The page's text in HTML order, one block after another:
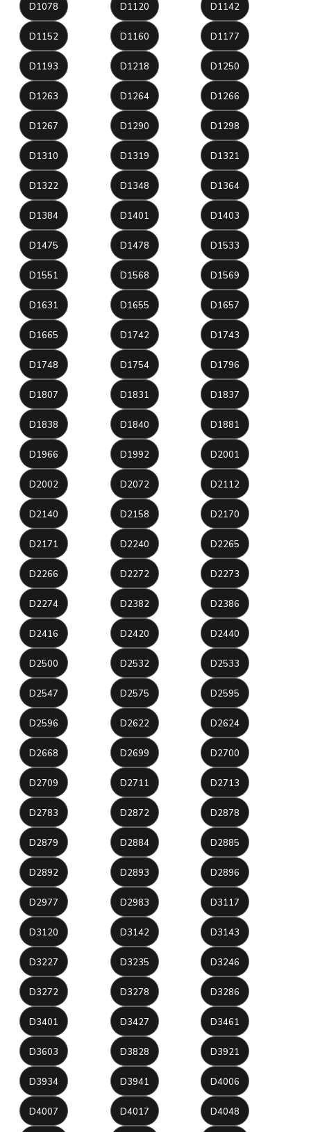
D1078 D1120 D1142
D1152 D1160 D1177
D1193 D1218 D1250
D1263 D1264 D1266
D1267 D1290 D1298
D1310 D1319 D1321
D1322 D1348 D1364
D1384 D1401 D1403
D1475 D1478 D1533
D1551 D1568 D1569
D1631 D1655 D1657
D1665 D1742 D1743
D1748 D1754 D1796
D1807 D1831 D1837
D1838 D1840 D1881
D1966 D1992 D2001
D2002 D2072 D2112
D2140 D2158 D2170
D2171 D2240 D2265
D2266 D2272 D2273
D2274 D2382 D2386
D2416 D2420 D2440
D2500 D2532 D2533
D2547 D2575 D2595
D2596 D2622 D2624
D2668 D2699 D2700
D2709 D2711 D2713
D2783 D2872 D2878
D2879 D2884 D2885
D2892 D2893 D2896
D2977 D2983 D3117
D3120 D3142 D3143
D3227 D3235 D3246
D3272 D3278 D3286
D3401 D3427 D3461
D3603 D3828 D3921
D3934 D3941 D4006
D4007 D4017 D4048